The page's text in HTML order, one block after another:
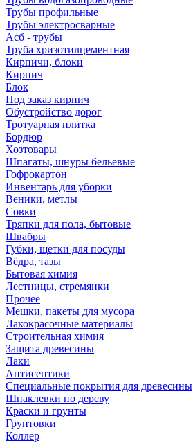
Трубы профильные
Трубы электросварные
Асб - трубы
Труба хризотилцементная
Кирпичи, блоки
Кирпич
Блок
Под заказ кирпич
Обустройство дорог
Тротуарная плитка
Бордюр
Хозтовары
Шпагаты, шнуры бельевые
Гофрокартон
Инвентарь для уборки
Веники, метлы
Совки
Тряпки для пола, бытовые
Швабры
Губки, щетки для посуды
Вёдра, тазы
Бытовая химия
Лестницы, стремянки
Прочее
Мешки, пакеты для мусора
Лакокрасочные материалы
Строительная химия
Защита древесины
Лаки
Антисептики
Специальные покрытия для древесины
Шпаклевки по дереву
Краски и грунты
Грунтовки
Коллер